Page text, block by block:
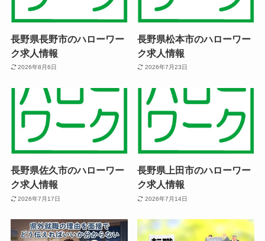
長野県長野市のハローワー
ク求人情報
2026年8月6日
長野県松本市のハローワー
ク求人情報
2026年7月23日
長野県佐久市のハローワー
ク求人情報
2026年7月17日
長野県上田市のハローワー
ク求人情報
2026年7月14日